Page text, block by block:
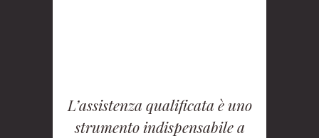
L’assistenza qualificata è uno
strumento indispensabile a